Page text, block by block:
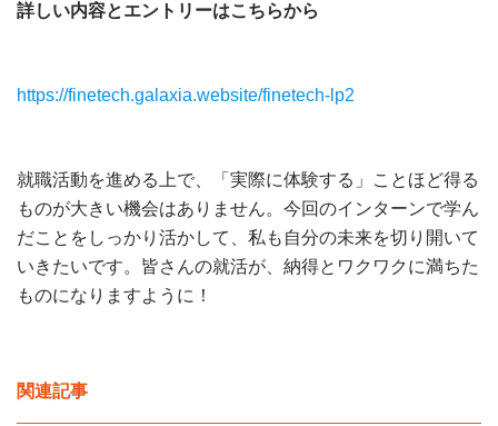
詳しい内容とエントリーはこちらから
https://finetech.galaxia.website/finetech-lp2
就職活動を進める上で、「実際に体験する」ことほど得る
ものが大きい機会はありません。今回のインターンで学ん
だことをしっかり活かして、私も自分の未来を切り開いて
いきたいです。皆さんの就活が、納得とワクワクに満ちた
ものになりますように！
関連記事